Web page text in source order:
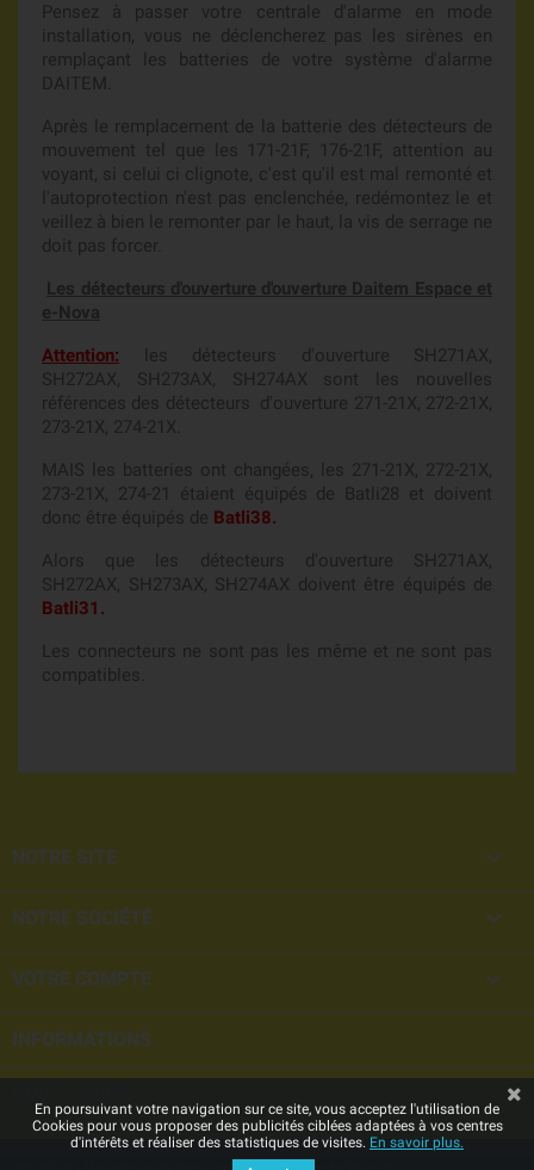
Pensez à passer votre centrale d'alarme en mode
installation, vous ne déclencherez pas les sirènes en
remplaçant les batteries de votre système d'alarme
DAITEM.
Après le remplacement de la batterie des détecteurs de
mouvement tel que les 171-21F, 176-21F, attention au
voyant, si celui ci clignote, c'est qu'il est mal remonté et
l'autoprotection n'est pas enclenchée, redémontez le et
veillez à bien le remonter par le haut, la vis de serrage ne
doit pas forcer.
Les détecteurs d'ouverture d'ouverture Daitem Espace et
e-Nova
Attention: les détecteurs d'ouverture SH271AX,
SH272AX, SH273AX, SH274AX sont les nouvelles
références des détecteurs d'ouverture 271-21X, 272-21X,
273-21X, 274-21X.
MAIS les batteries ont changées, les 271-21X, 272-21X,
273-21X, 274-21 étaient équipés de Batli28 et doivent
donc être équipés de Batli38.
Alors que les détecteurs d'ouverture SH271AX,
SH272AX, SH273AX, SH274AX doivent être équipés de
Batli31.
Les connecteurs ne sont pas les même et ne sont pas
compatibles.
NOTRE SITE 
NOTRE SOCIÉTÉ 
VOTRE COMPTE 
INFORMATIONS
En poursuivant votre navigation sur ce site, vous acceptez l'utilisation de
Cookies pour vous proposer des publicités ciblées adaptées à vos centres
d'intérêts et réaliser des statistiques de visites. En savoir plus.